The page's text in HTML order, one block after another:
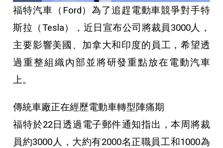
福特汽車（Ford）為了追趕電動車競爭對手特
斯拉（Tesla），近日宣布公司將裁員3000人，
主要影響美國、加拿大和印度的員工，希望透
過重整組織內部並將研發重點放在電動汽車
上。
傳統車廠正在經歷電動車轉型陣痛期
福特於22日透過電子郵件通知指出，本周將裁
員約3000人，大約有2000名正職員工和1000為